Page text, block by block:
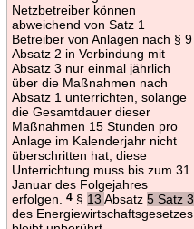
Netzbetreiber können
abweichend von Satz 1
Betreiber von Anlagen nach § 9
Absatz 2 in Verbindung mit
Absatz 3 nur einmal jährlich
über die Maßnahmen nach
Absatz 1 unterrichten, solange
die Gesamtdauer dieser
Maßnahmen 15 Stunden pro
Anlage im Kalenderjahr nicht
überschritten hat; diese
Unterrichtung muss bis zum 31.
Januar des Folgejahres
erfolgen.
4§ 13 Absatz 5 Satz 3
des Energiewirtschaftsgesetzes